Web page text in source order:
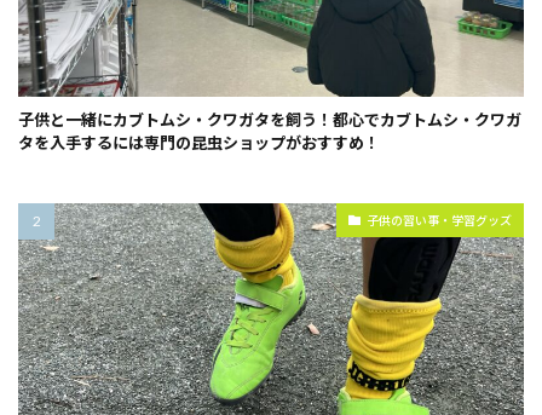
子供と一緒にカブトムシ・クワガタを飼う！都心でカブトムシ・クワガ
タを入手するには専門の昆虫ショップがおすすめ！
子供の習い事・学習グッズ